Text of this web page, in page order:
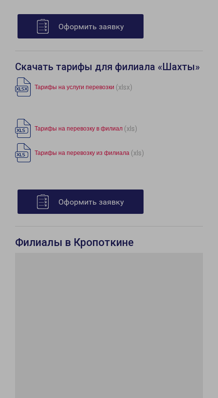
Оформить заявку
Скачать тарифы для филиала «Шахты»
Тарифы на услуги перевозки (xlsx)
Тарифы на перевозку в филиал (xls)
Тарифы на перевозку из филиала (xls)
Оформить заявку
Филиалы в Кропоткине